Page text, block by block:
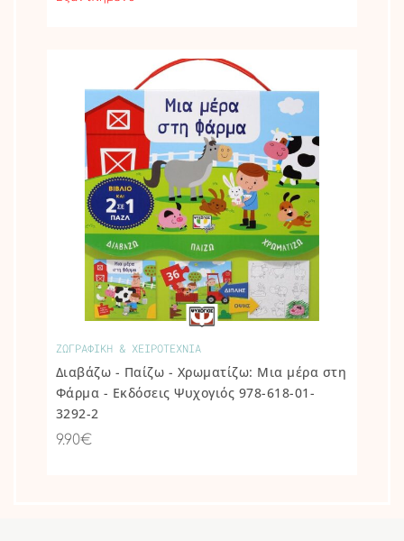
ΖΩΓΡΑΦΙΚΗ & ΧΕΙΡΟΤΕΧΝΙΑ
Διαβάζω - Παίζω - Χρωματίζω: Μια μέρα στη
Φάρμα - Εκδόσεις Ψυχογιός 978-618-01-
3292-2
9.90€